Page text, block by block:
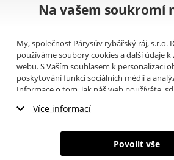
Na vašem soukromí
My, společnost Párysův rybářský ráj, s.r.o.
používáme soubory cookies a další údaje
webu. S Vaším souhlasem k personalizaci
poskytování funkcí sociálních médií a
Informace o tom, jak náš web používáte,
můžete přečíst, jak tyto informace Google
poskytli nebo které získali v důsledku toho,
služby. Tyto údaje zahrnují cookies, data z
Více informací
Nezbytné cookies
Marketingové cookies
Povolit vše